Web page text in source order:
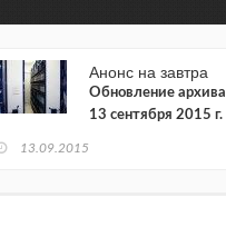
Анонс на завтра
Обновление архива
13 сентября 2015 г.
13.09.2015